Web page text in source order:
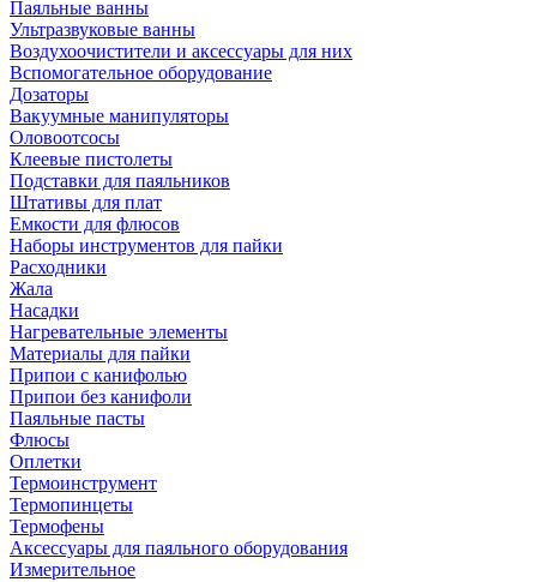
Паяльные ванны
Ультразвуковые ванны
Воздухоочистители и аксессуары для них
Вспомогательное оборудование
Дозаторы
Вакуумные манипуляторы
Оловоотсосы
Клеевые пистолеты
Подставки для паяльников
Штативы для плат
Емкости для флюсов
Наборы инструментов для пайки
Расходники
Жала
Насадки
Нагревательные элементы
Материалы для пайки
Припои с канифолью
Припои без канифоли
Паяльные пасты
Флюсы
Оплетки
Термоинструмент
Термопинцеты
Термофены
Аксессуары для паяльного оборудования
Измерительное